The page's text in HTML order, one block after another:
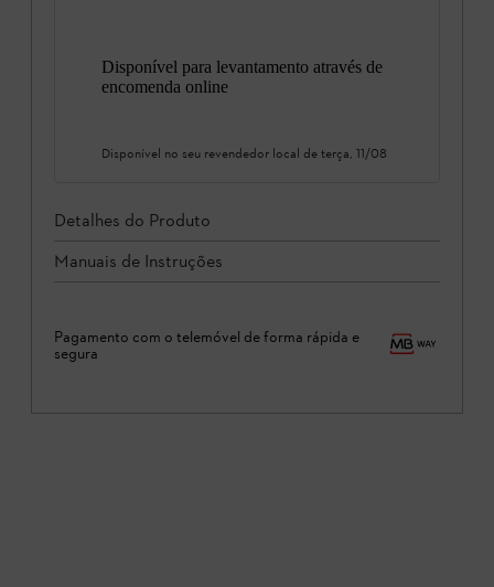
Disponível para levantamento através de
encomenda online
Disponível no seu revendedor local de terça, 11/08
Detalhes do Produto
Manuais de Instruções
Pagamento com o telemóvel de forma rápida e
segura